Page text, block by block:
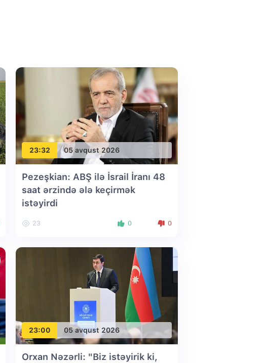
23:32 05 avqust 2026
Pezeşkian: ABŞ ilə İsrail İranı 48
saat ərzində ələ keçirmək
istəyirdi
23 0 0
23:00 05 avqust 2026
Orxan Nəzərli: "Biz istəyirik ki,